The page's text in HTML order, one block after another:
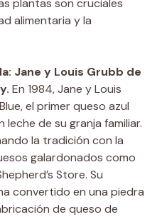
alimentaria y la
Jane y Louis Grubb de
En 1984, Jane y Louis
el primer queso azul
de su granja familiar.
la tradición con la
galardonados como
Store. Su
convertido en una piedra
de queso de